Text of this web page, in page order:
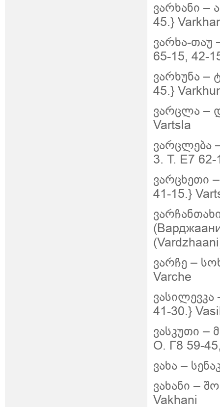
ვარხანი –
45.}
ვარხა-თაუ
65-15, 42-
ვარხუნა –
45.}
ვარცლა –
Vartsla
ვარცლება
3. Т. E7
ვარცხეთი
41-15.}
ვარჩე –
Varche
41-30.}
ვასკუთი –
О. Г8 59-
ვახა –
ვახანი –
Vakhani